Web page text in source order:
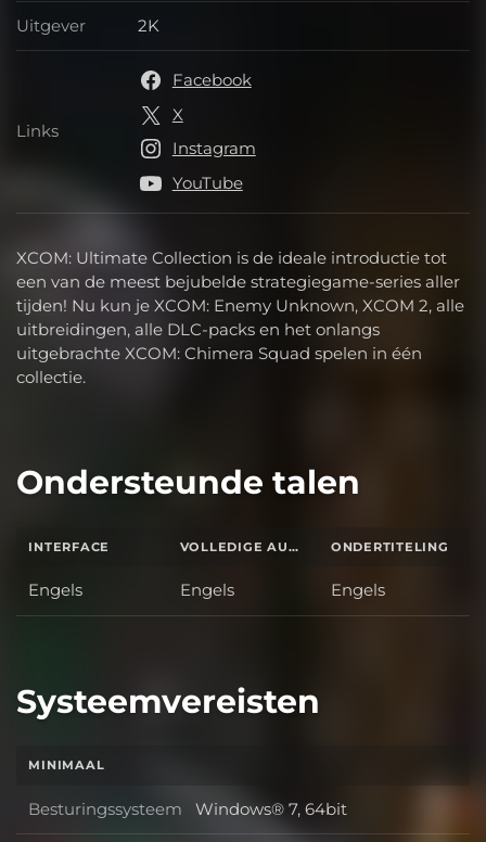
XCOM: Ultimate Collection is de ideale introductie tot
een van de meest bejubelde strategiegame-series aller
tijden! Nu kun je XCOM: Enemy Unknown, XCOM 2, alle
uitbreidingen, alle DLC-packs en het onlangs
uitgebrachte XCOM: Chimera Squad spelen in één
collectie.
Uitgever Uitgever
2K
Links Links
Facebook
X
Instagram
YouTube
Ondersteunde talen
INTERFACE VOLLEDIGE AUDIO ONDERTITELING
Engels Engels Engels
Systeemvereisten
MINIMAAL
Besturingssysteem Besturingssysteem
Windows® 7, 64bit